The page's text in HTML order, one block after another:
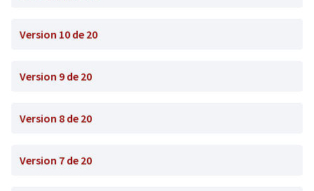
Version 10 de 20
Version 9 de 20
Version 8 de 20
Version 7 de 20